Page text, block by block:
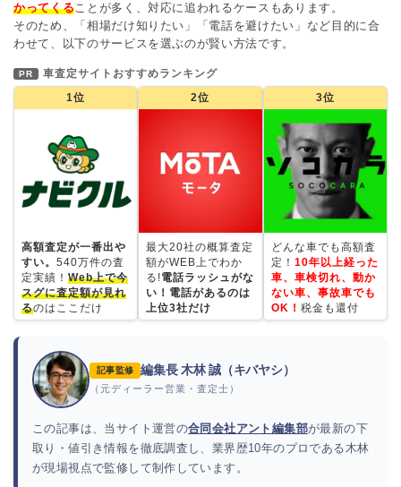
かってくることが多く、対応に追われるケースもあります。
そのため、「相場だけ知りたい」「電話を避けたい」など目的に合
わせて、以下のサービスを選ぶのが賢い方法です。
PR
車査定サイトおすすめランキング
1位
高額査定が一番出や
すい。 540万件の査
定実績！ Web上で今
スグに査定額が見れ
るのはここだけ
2位
最大20社の概算査定
額がWEB上でわか
る!電話ラッシュがな
い！電話があるのは
上位3社だけ
3位
どんな車でも高額査
定！ 10年以上経った
車、車検切れ、動か
ない車、事故車でも
OK！ 税金も還付
記事監修 編集長 木林 誠（キバヤシ）
（元ディーラー営業・査定士）
この記事は、当サイト運営の合同会社アント編集部が最新の下
取り・値引き情報を徹底調査し、業界歴10年のプロである木林
が現場視点で監修して制作しています。